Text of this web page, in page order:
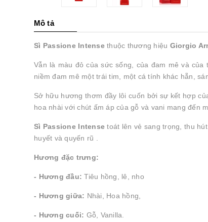
Mô tả
Sì Passione Intense thuộc thương hiệu Giorgio
Vẫn là màu đỏ của sức sống, của đam mê và của
niềm đam mê một trái tim, một cá tính khác hẵn,
Sở hữu hương thơm đầy lôi cuốn bởi sự kết hợp
hoa nhài với chút ấm áp của gỗ và vani mang đến
Sì Passione Intensetoát lên vẻ sang trọng, thu
huyết và quyến rũ .
Hương đặc trưng:
- Hương đầu: Tiêu hồng, lê, nho
- Hương giữa: Nhài, Hoa hồng,
- Hương cuối: Gỗ, Vanilla.